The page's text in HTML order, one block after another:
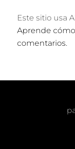
Este sitio usa
Aprende
comentarios.